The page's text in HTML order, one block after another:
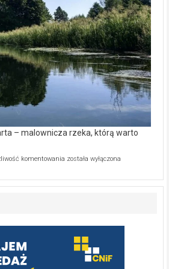
– malownicza rzeka, którą warto
komentowania Ekologiczne
–
warto
poznać
[fotorelacja]
została wyłączona